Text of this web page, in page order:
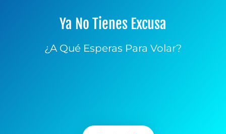
Ya No Tienes Excusa
¿A Qué Esperas Para Volar?